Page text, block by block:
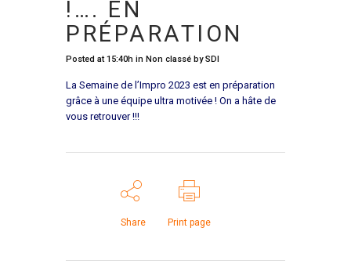
!…. EN
PRÉPARATION
Posted at 15:40h in Non classé bySDI
La Semaine de l’Impro 2023 est en préparation
grâce à une équipe ultra motivée ! On a hâte de
vous retrouver !!!
Share Print page